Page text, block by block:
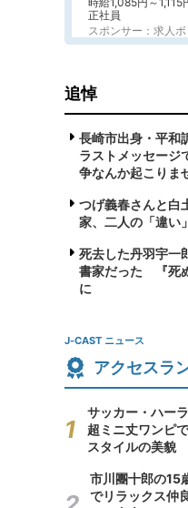
正社員
スポンサー：求人
追悼
長崎市出身・平和
ラストメッセー
争なんか起こりま
つげ義春さんと
家、二人の「違い
死去した丹羽宇一
書家だった 『死
に
J-CAST ニュース
アクセスラ
サッカー・ハー
超ミニ丈ワンピ
スタイルの美貌
市川團十郎の15
でリラックス仲